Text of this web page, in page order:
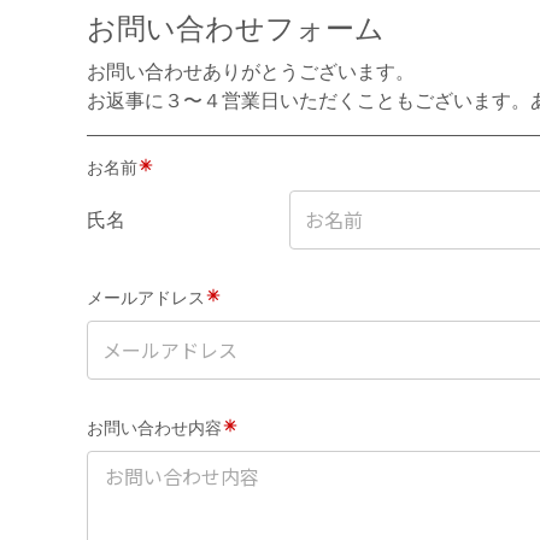
お問い合わせフォーム
お問い合わせありがとうございます。
お返事に３〜４営業日いただくこともございます。
お名前
氏名
メールアドレス
お問い合わせ内容